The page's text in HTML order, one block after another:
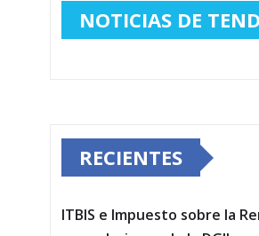
NOTICIAS DE
RECIENTES
ITBIS e Impuesto sobre la